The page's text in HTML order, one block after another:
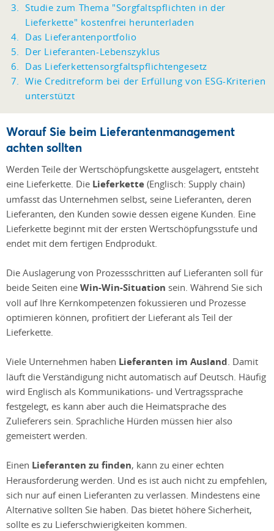
Studie zum Thema "Sorgfaltspflichten in der
Lieferkette" kostenfrei herunterladen
Das Lieferantenportfolio
Der Lieferanten-Lebenszyklus
Das Lieferkettensorgfaltspflichtengesetz
Wie Creditreform bei der Erfüllung von ESG-Kriterien
unterstützt
Worauf Sie beim Lieferantenmanagement
achten sollten
Werden Teile der Wertschöpfungskette ausgelagert, entsteht
eine Lieferkette. Die Lieferkette (Englisch: Supply chain)
umfasst das Unternehmen selbst, seine Lieferanten, deren
Lieferanten, den Kunden sowie dessen eigene Kunden. Eine
Lieferkette beginnt mit der ersten Wertschöpfungsstufe und
endet mit dem fertigen Endprodukt.
Die Auslagerung von Prozessschritten auf Lieferanten soll für
beide Seiten eine Win-Win-Situation sein. Während Sie sich
voll auf Ihre Kernkompetenzen fokussieren und Prozesse
optimieren können, profitiert der Lieferant als Teil der
Lieferkette.
Viele Unternehmen haben Lieferanten im Ausland . Damit
läuft die Verständigung nicht automatisch auf Deutsch. Häufig
wird Englisch als Kommunikations- und Vertragssprache
festgelegt, es kann aber auch die Heimatsprache des
Zulieferers sein. Sprachliche Hürden müssen hier also
gemeistert werden.
Einen Lieferanten zu finden, kann zu einer echten
Herausforderung werden. Und es ist auch nicht zu empfehlen,
sich nur auf einen Lieferanten zu verlassen. Mindestens eine
Alternative sollten Sie haben. Das bietet höhere Sicherheit,
sollte es zu Lieferschwierigkeiten kommen.